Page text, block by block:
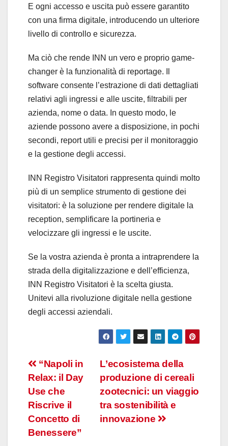
E ogni accesso e uscita può essere garantito
con una firma digitale, introducendo un ulteriore
livello di controllo e sicurezza.
Ma ciò che rende INN un vero e proprio game-
changer è la funzionalità di reportage. Il
software consente l’estrazione di dati dettagliati
relativi agli ingressi e alle uscite, filtrabili per
azienda, nome o data. In questo modo, le
aziende possono avere a disposizione, in pochi
secondi, report utili e precisi per il monitoraggio
e la gestione degli accessi.
INN Registro Visitatori rappresenta quindi molto
più di un semplice strumento di gestione dei
visitatori: è la soluzione per rendere digitale la
reception, semplificare la portineria e
velocizzare gli ingressi e le uscite.
Se la vostra azienda è pronta a intraprendere la
strada della digitalizzazione e dell’efficienza,
INN Registro Visitatori è la scelta giusta.
Unitevi alla rivoluzione digitale nella gestione
degli accessi aziendali.
Navigazione
articoli
L’ecosistema della
produzione di cereali
zootecnici: un viaggio
tra sostenibilità e
innovazione
“Napoli in
Relax: il Day
Use che
Riscrive il
Concetto di
Benessere”